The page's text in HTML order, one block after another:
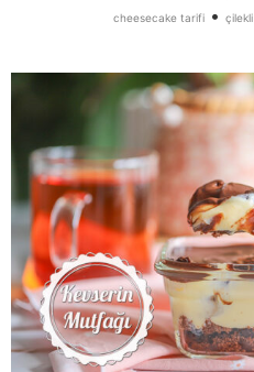
cheesecake tarifi•